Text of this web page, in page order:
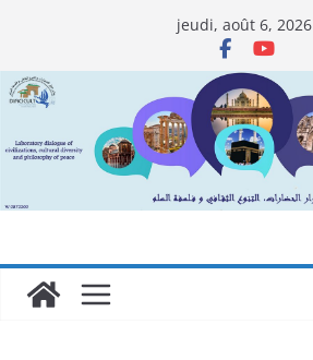
contenu
jeudi, août 6, 2026